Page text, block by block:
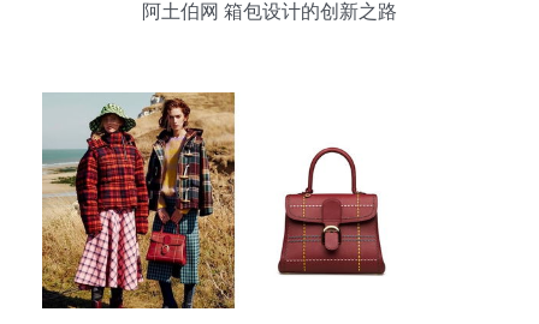
阿土伯网 箱包设计的创新之路